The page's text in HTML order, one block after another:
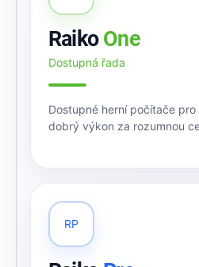
RaikoOne
Dostupná řada
Dostupné herní počítače
dobrý výkon za rozumnou
RP